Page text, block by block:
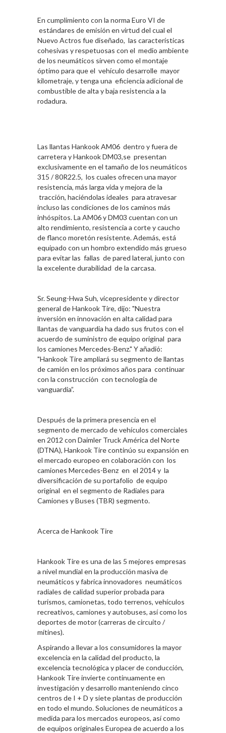
En cumplimiento con la norma Euro VI de
estándares de emisión en virtud del cual el
Nuevo Actros fue diseñado, las características
cohesivas y respetuosas con el medio ambiente
de los neumáticos sirven como el montaje
óptimo para que el vehículo desarrolle mayor
kilometraje, y tenga una eficiencia adicional de
combustible de alta y baja resistencia a la
rodadura.
Las llantas Hankook AM06 dentro y fuera de
carretera y Hankook DM03,se presentan
exclusivamente en el tamaño de los neumáticos
315 / 80R22.5, los cuales ofrecen una mayor
resistencia, más larga vida y mejora de la
tracción, haciéndolas ideales para atravesar
incluso las condiciones de los caminos más
inhóspitos. La AM06 y DM03 cuentan con un
alto rendimiento, resistencia a corte y caucho
de flanco moretón resistente. Además, está
equipado con un hombro extendido más grueso
para evitar las fallas de pared lateral, junto con
la excelente durabilidad de la carcasa.
Sr. Seung-Hwa Suh, vicepresidente y director
general de Hankook Tire, dijo: "Nuestra
inversión en innovación en alta calidad para
llantas de vanguardia ha dado sus frutos con el
acuerdo de suministro de equipo original para
los camiones Mercedes-Benz." Y añadió:
"Hankook Tire ampliará su segmento de llantas
de camión en los próximos años para continuar
con la construcción con tecnología de
vanguardia”.
Después de la primera presencia en el
segmento de mercado de vehículos comerciales
en 2012 con Daimler Truck América del Norte
(DTNA), Hankook Tire continúo su expansión en
el mercado europeo en colaboración con los
camiones Mercedes-Benz en el 2014 y la
diversificación de su portafolio de equipo
original en el segmento de Radiales para
Camiones y Buses (TBR) segmento.
Acerca de Hankook Tire
Hankook Tire es una de las 5 mejores empresas
a nivel mundial en la producción masiva de
neumáticos y fabrica innovadores neumáticos
radiales de calidad superior probada para
turismos, camionetas, todo terrenos, vehículos
recreativos, camiones y autobuses, así como los
deportes de motor (carreras de circuito /
mítines).
Aspirando a llevar a los consumidores la mayor
excelencia en la calidad del producto, la
excelencia tecnológica y placer de conducción,
Hankook Tire invierte continuamente en
investigación y desarrollo manteniendo cinco
centros de I + D y siete plantas de producción
en todo el mundo. Soluciones de neumáticos a
medida para los mercados europeos, así como
de equipos originales Europea de acuerdo a los